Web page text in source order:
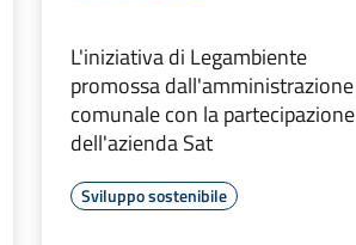
L'iniziativa di Legambiente
promossa dall'amministrazione
comunale con la partecipazione
dell'azienda Sat
Sviluppo sostenibile